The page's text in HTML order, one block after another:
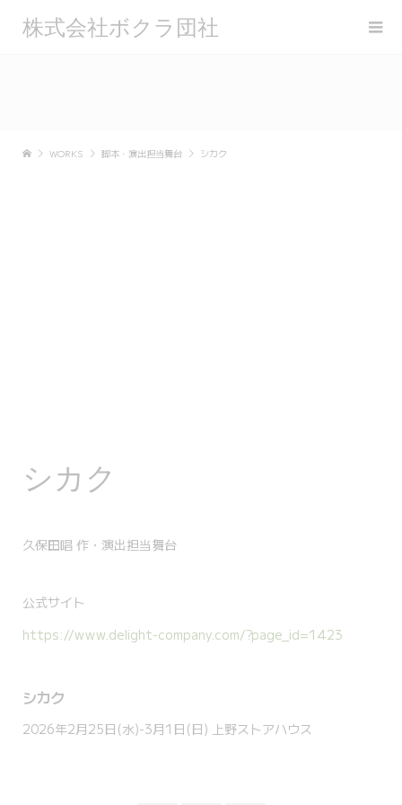
株式会社ボクラ団社
WORKS 脚本・演出担当舞台 シカク
シカク
久保田唱 作・演出担当舞台
公式サイト
https://www.delight-company.com/?page_id=1423
シカク
2026年2月25日(水)-3月1日(日) 上野ストアハウス